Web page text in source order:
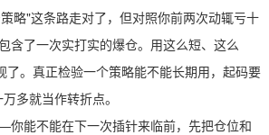
略"这条路走对了，但对照你前两次动辄亏十
含了一次实打实的爆仓。用这么短、这么
。真正检验一个策略能不能长期用，起码要
多就当作转折点。
能不能在下一次插针来临前，先把仓位和